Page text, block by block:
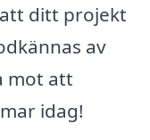
ditt projekt
av
mot att
idag!